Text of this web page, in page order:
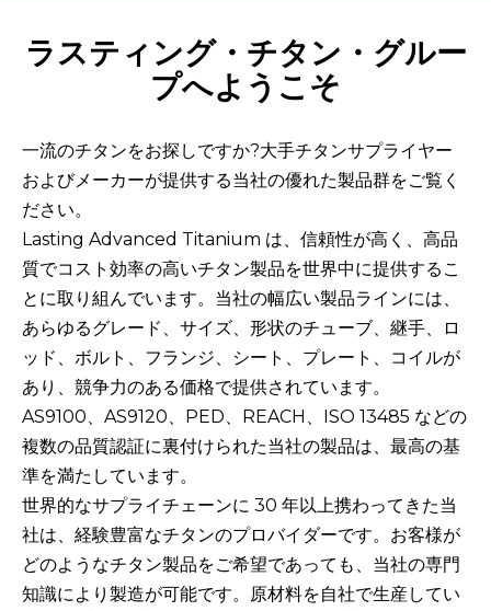
ラスティング・チタン・グルー
プへようこそ
一流のチタンをお探しですか?大手チタンサプライヤー
およびメーカーが提供する当社の優れた製品群をご覧く
ださい。
Lasting Advanced Titanium は、信頼性が高く、高品
質でコスト効率の高いチタン製品を世界中に提供するこ
とに取り組んでいます。当社の幅広い製品ラインには、
あらゆるグレード、サイズ、形状のチューブ、継手、ロ
ッド、ボルト、フランジ、シート、プレート、コイルが
あり、競争力のある価格で提供されています。
AS9100、AS9120、PED、REACH、ISO 13485 などの
複数の品質認証に裏付けられた当社の製品は、最高の基
準を満たしています。
世界的なサプライチェーンに 30 年以上携わってきた当
社は、経験豊富なチタンのプロバイダーです。お客様が
どのようなチタン製品をご希望であっても、当社の専門
知識により製造が可能です。原材料を自社で生産してい